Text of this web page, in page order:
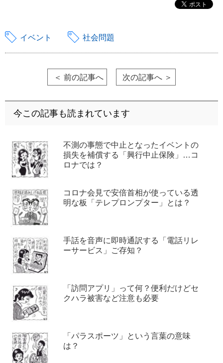
イベント 社会問題
＜ 前の記事へ 次の記事へ ＞
今この記事も読まれています
不測の事態で中止となったイベントの
損失を補償する「興行中止保険」…コ
ロナでは？
コロナ会見で安倍首相が使っている透
明な板「テレプロンプター」とは？
手話を音声に即時通訳する「電話リレ
ーサービス」ご存知？
「訪問アプリ」って何？便利だけどセ
クハラ被害など注意も必要
「パラスポーツ」という言葉の意味
は？